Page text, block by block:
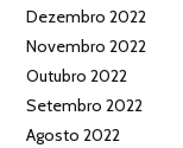
Dezembro 2022
Novembro 2022
Outubro 2022
Setembro 2022
Agosto 2022